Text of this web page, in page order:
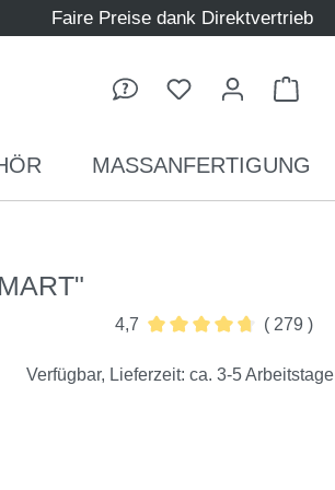
Faire Preise dank Direktvertrieb
MASSANFERTIGUNG
4,7
( 279 )
Verfügbar, Lieferzeit: ca. 3-5 Arbeitstage